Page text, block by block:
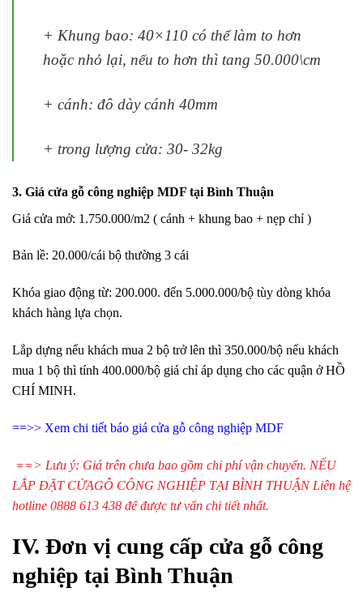
+ Khung bao: 40×110 có thể làm to hơn
hoặc nhỏ lại, nếu to hơn thì tang 50.000\cm
+ cánh: đô dày cánh 40mm
+ trong lượng cửa: 30- 32kg
3. Giá cửa gỗ công nghiệp MDF tại Bình Thuận
Giá cửa mở: 1.750.000/m2 ( cánh + khung bao + nẹp chỉ )
Bản lề: 20.000/cái bộ thường 3 cái
Khóa giao động từ: 200.000. đến 5.000.000/bộ tùy dòng khóa
khách hàng lựa chọn.
Lắp dựng nếu khách mua 2 bộ trở lên thì 350.000/bộ nếu khách
mua 1 bộ thì tính 400.000/bộ giá chỉ áp dụng cho các quận ở HỒ
CHÍ MINH.
==>> Xem chi tiết báo giá cửa gỗ công nghiệp MDF
==> Lưu ý: Giá trên chưa bao gồm chi phí vận chuyển. NẾU
LẮP ĐẶT CỬAGỖ CÔNG NGHIỆP TẠI BÌNH THUẬN Liên hệ
hotline 0888 613 438 để được tư vấn chi tiết nhất.
IV. Đơn vị cung cấp cửa gỗ công
nghiệp tại Bình Thuận